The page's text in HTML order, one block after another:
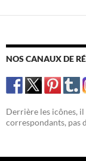
NOS CANAUX DE
Derrière les icônes, il
correspondants, pas